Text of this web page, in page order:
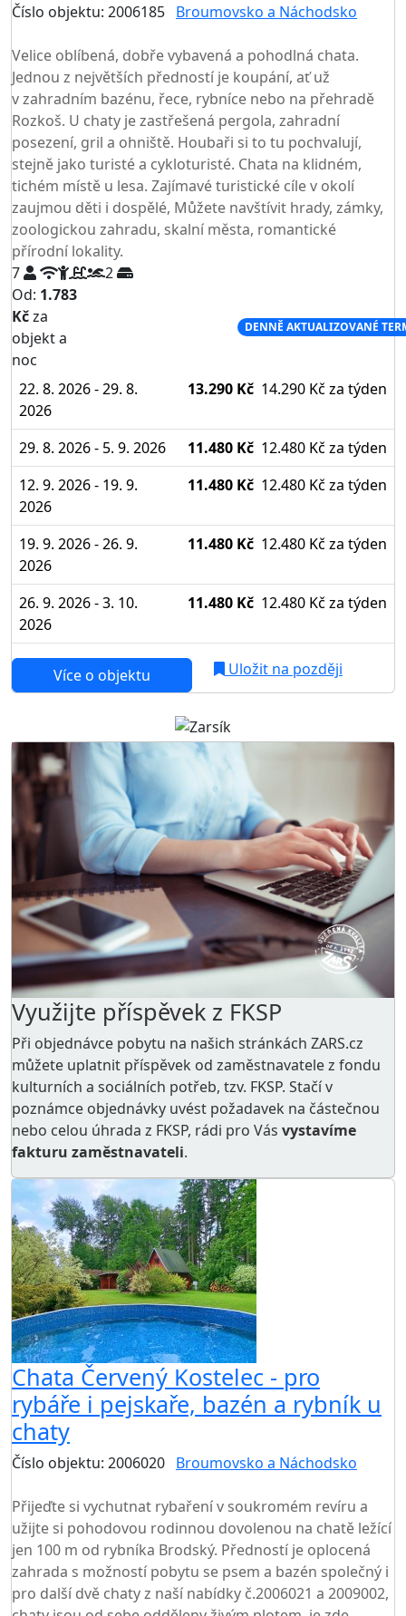
Číslo objektu: 2006185 Broumovsko a Náchodsko
Velice oblíbená, dobře vybavená a pohodlná chata.
Jednou z největších předností je koupání, ať už
v zahradním bazénu, řece, rybníce nebo na přehradě
Rozkoš. U chaty je zastřešená pergola, zahradní
posezení, gril a ohniště. Houbaři si to tu pochvalují,
stejně jako turisté a cykloturisté. Chata na klidném,
tichém místě u lesa. Zajímavé turistické cíle v okolí
zaujmou děti i dospělé, Můžete navštívit hrady, zámky,
zoologickou zahradu, skalní města, romantické
přírodní lokality.
7
2
Od: 1.783
Kčza
objekt a
noc
DENNĚ AKTUALIZOVANÉ
22. 8. 2026 - 29. 8.
2026
13.290 Kč 14.290 Kč za týden
29. 8. 2026 - 5. 9. 2026 11.480 Kč 12.480 Kč za týden
12. 9. 2026 - 19. 9.
2026
11.480 Kč 12.480 Kč za týden
19. 9. 2026 - 26. 9.
2026
11.480 Kč 12.480 Kč za týden
26. 9. 2026 - 3. 10.
2026
11.480 Kč 12.480 Kč za týden
Více o objektu Uložit na později
Využijte příspěvek z FKSP
Při objednávce pobytu na našich stránkách ZARS.cz
můžete uplatnit příspěvek od zaměstnavatele z fondu
kulturních a sociálních potřeb, tzv. FKSP. Stačí v
poznámce objednávky uvést požadavek na částečnou
nebo celou úhrada z FKSP, rádi pro Vás vystavíme
fakturu zaměstnavateli.
Chata Červený Kostelec - pro
rybáře i pejskaře, bazén a rybník u
chaty
Číslo objektu: 2006020 Broumovsko a Náchodsko
Přijeďte si vychutnat rybaření v soukromém revíru a
užijte si pohodovou rodinnou dovolenou na chatě ležící
jen 100 m od rybníka Brodský. Předností je oplocená
zahrada s možností pobytu se psem a bazén společný i
pro další dvě chaty z naší nabídky č.2006021 a 2009002,